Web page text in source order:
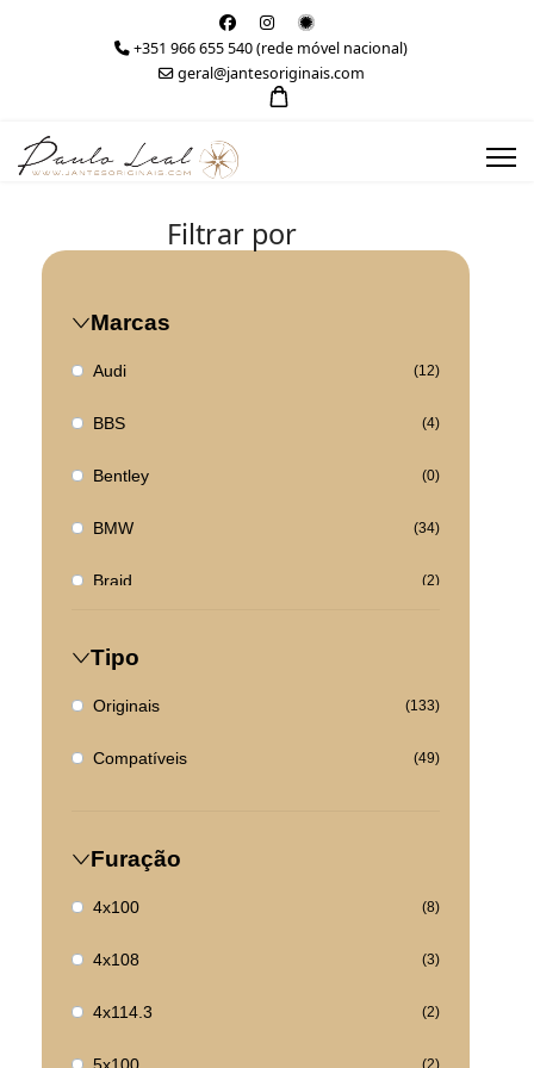
+351 966 655 540 (rede móvel nacional)
geral@jantesoriginais.com
Filtrar por
Marcas
Audi (12)
BBS (4)
Bentley (0)
BMW (34)
Braid (2)
Tipo
Originais (133)
Compatíveis (49)
Furação
4x100 (8)
4x108 (3)
4x114.3 (2)
5x100 (2)